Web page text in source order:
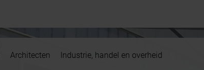
Architecten Industrie, handel en overheid